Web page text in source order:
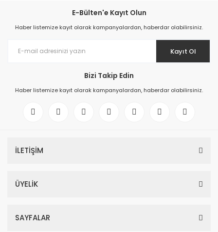
E-Bülten'e Kayıt Olun
Haber listemize kayıt olarak kampanyalardan, haberdar olabilirsiniz.
Kayıt Ol
Bizi Takip Edin
Haber listemize kayıt olarak kampanyalardan, haberdar olabilirsiniz.
İLETİŞİM
ÜYELİK
SAYFALAR